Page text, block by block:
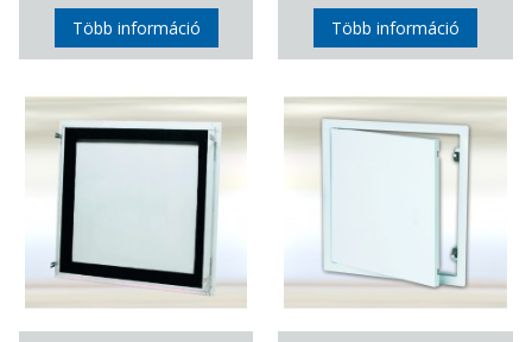
Több információ Több információ